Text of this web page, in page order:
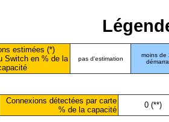
estimées (*)
Switch en % de la
pas d'estimation
moins de
Connexions détectées par carte
% de la capacité
0 (**)